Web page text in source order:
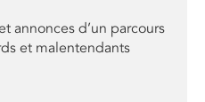
annonces d’un parcours
et malentendants